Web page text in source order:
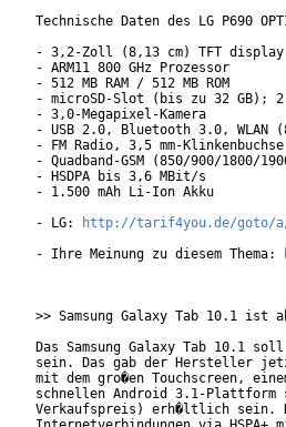
Technische Daten des LG P690
- 3,2-Zoll (8,13 cm) TFT display
- ARM11 800 GHz Prozessor
- 512 MB RAM / 512 MB ROM
- microSD-Slot (bis zu 32 GB); 2
- 3,0-Megapixel-Kamera
- USB 2.0, Bluetooth 3.0, WLAN
- FM Radio, 3,5 mm-Klinkenbuchse
- Quadband-GSM (850/900/1800/
- HSDPA bis 3,6 MBit/s
- 1.500 mAh Li-Ion Akku
- LG:
http://tarif4you.de/goto/a/
- Ihre Meinung zu diesem Thema:
>> Samsung Galaxy Tab 10.1 ist
Das Samsung Galaxy Tab 10.1
sein. Das gab der Hersteller
mit dem gro�en Touchscreen,
schnellen Android 3.1-
Verkaufspreis) erh�ltlich sein.